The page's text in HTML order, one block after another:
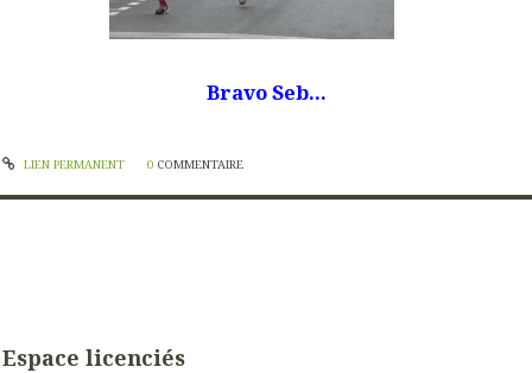
Espace licenciés
Bravo Seb...
LIEN PERMANENT 0 COMMENTAIRE